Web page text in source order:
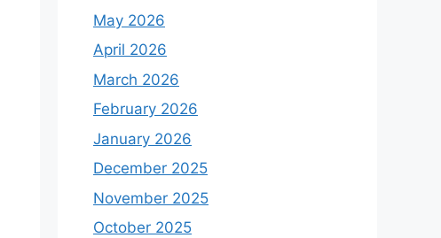
May 2026
April 2026
March 2026
February 2026
January 2026
December 2025
November 2025
October 2025